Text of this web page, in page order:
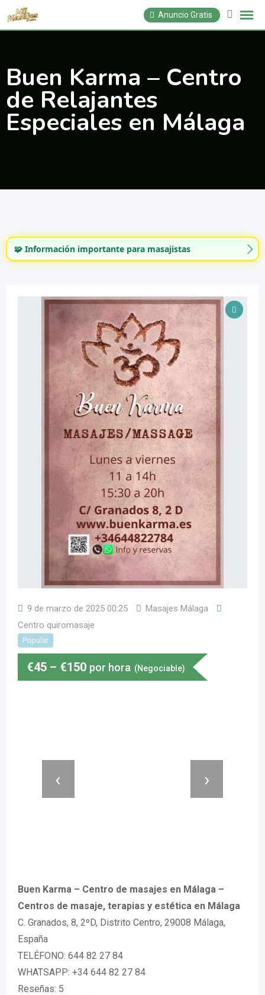
Saltar
Anuncio Gratis
Buen Karma – Centro
de Relajantes
Especiales en Málaga
🧩 Información importante para masajistas
9 de marzo de 2025 00:25
Masajes Málaga
Centro quiromasaje
Popular
€45 – €150 por hora (Negociable)
‹ ›
Buen Karma – Centro de masajes en Málaga –
Centros de masaje, terapias y estética en Málaga
C. Granados, 8, 2ºD, Distrito Centro, 29008 Málaga,
España
TELÉFONO: 644 82 27 84
WHATSAPP: +34 644 82 27 84
Reseñas: 5